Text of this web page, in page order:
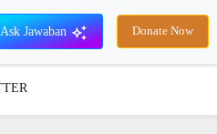
Ask Jawaban Donate Now